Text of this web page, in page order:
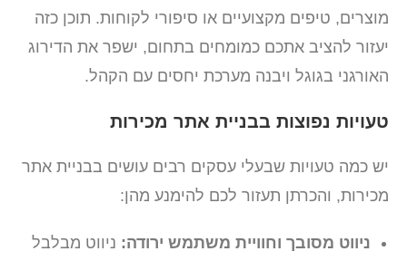
מוצרים, טיפים מקצועיים או סיפורי לקוחות. תוכן כזה
יעזור להציב אתכם כמומחים בתחום, ישפר את הדירוג
האורגני בגוגל ויבנה מערכת יחסים עם הקהל.
טעויות נפוצות בבניית אתר מכירות
יש כמה טעויות שבעלי עסקים רבים עושים בבניית אתר
מכירות, והכרתן תעזור לכם להימנע מהן:
ניווט מסובך וחוויית משתמש ירודה: ניווט מבלבל